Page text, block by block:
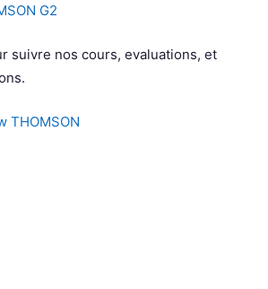
G2
suivre nos cours, evaluations, et
THOMSON